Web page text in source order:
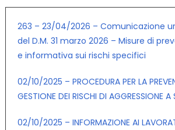
263 – 23/04/2026 – Comunicazione
del D.M. 31 marzo 2026 – Misure di
e informativa sui rischi specifici
02/10/2025 – PROCEDURA PER LA
GESTIONE DEI RISCHI DI AGGRESSIONE A
02/10/2025 – INFORMAZIONE AI